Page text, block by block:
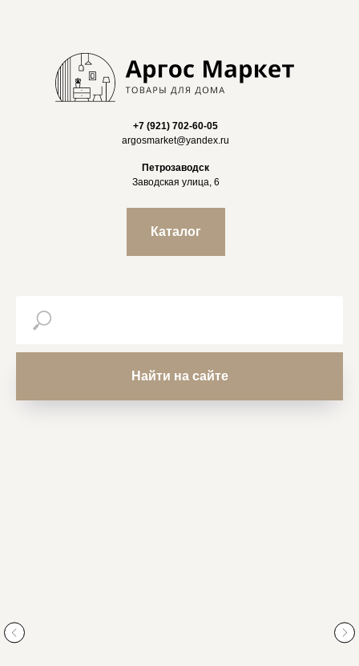
+7 (921) 702-60-05
argosmarket@yandex.ru
Петрозаводск
Заводская улица, 6
Каталог
Найти на сайте